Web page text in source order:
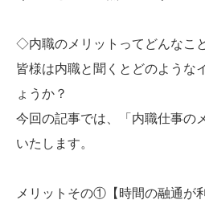
◇内職のメリットってどんなこ
皆様は内職と聞くとどのような
ょうか？
今回の記事では、「内職仕事の
いたします。
メリットその①【時間の融通が利